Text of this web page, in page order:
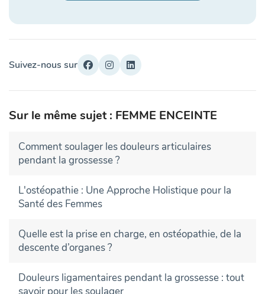
Suivez-nous sur
Sur le même sujet : FEMME ENCEINTE
Comment soulager les douleurs articulaires
pendant la grossesse ?
L'ostéopathie : Une Approche Holistique pour la
Santé des Femmes
Quelle est la prise en charge, en ostéopathie, de la
descente d’organes ?
Douleurs ligamentaires pendant la grossesse : tout